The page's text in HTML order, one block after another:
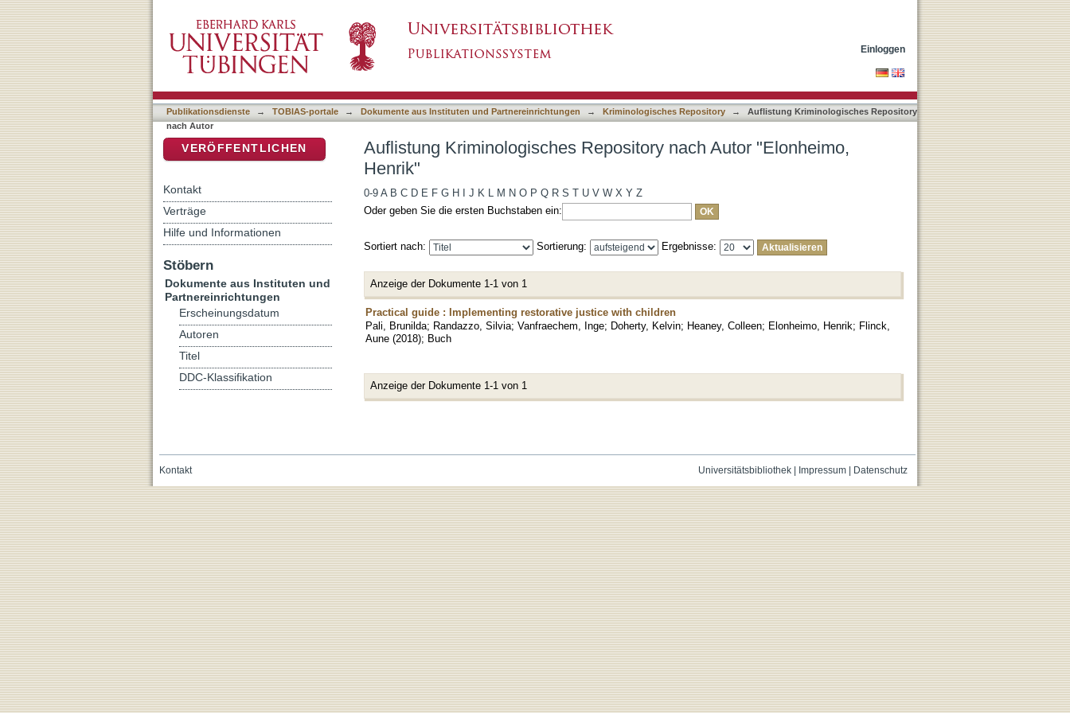
Einloggen
Publikationsdienste → TOBIAS-portale → Dokumente aus Instituten und Partnereinrichtungen → Kriminologisches Repository →
Auflistung Kriminologisches Repository
nach Autor
Auflistung Kriminologisches Repository nach Autor "Elonheimo,
Henrik"
0-9 A B C D E F G H J K L M N O P Q R S T U V W X Y Z
Oder geben Sie die ersten Buchstaben ein:
Sortiert nach: Sortierung: Ergebnisse:
Anzeige der Dokumente 1-1 von 1
Practical guide : Implementing restorative justice with children
Pali, Brunilda; Randazzo, Silvia; Vanfraechem, Inge; Doherty, Kelvin; Heaney, Colleen; Elonheimo, Henrik; Flinck,
Aune (2018); Buch
Anzeige der Dokumente 1-1 von 1
VERÖFFENTLICHEN
Kontakt
Verträge
Hilfe und Informationen
Stöbern
Dokumente aus Instituten und
Partnereinrichtungen
Erscheinungsdatum
Autoren
Titel
DDC-Klassifikation
Universitätsbibliothek| Impressum| Datenschutz
Kontakt